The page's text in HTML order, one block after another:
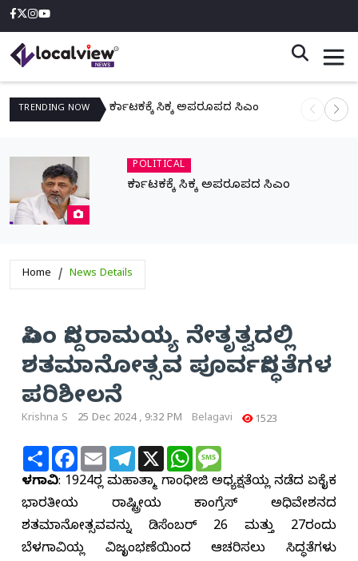
TRENDING NOW ಕರ್ನಾಟಕಕ್ಕೆ ಸಿಕ್ಕ ಅಪರೂಪದ ಸಿಎಂ ನಾಳೆ
POLITICAL
ಕರ್ನಾಟಕಕ್ಕೆ ಸಿಕ್ಕ ಅಪರೂಪದ ಸಿಎಂ
Home News Details
ಸಿಎಂ ಸಿದ್ದರಾಮಯ್ಯ ನೇತೃತ್ವದಲ್ಲಿ
ಶತಮಾನೋತ್ಸವ ಪೂರ್ವಸಿದ್ಧತೆಗಳ
ಪರಿಶೀಲನೆ
Krishna S 25 Dec 2024 , 9:32 PM Belagavi 1523
ShareFacebook
Email Telegram
X WhatsApp
ಬೆಳಗಾವಿ: 1924ರಲ್ಲಿ ಮಹಾತ್ಮಾ ಗಾಂಧೀಜಿ ಅಧ್ಯಕ್ಷತೆಯಲ್ಲಿ ನಡೆದ ಏಕೈಕ
ಭಾರತೀಯ ರಾಷ್ಟ್ರೀಯ ಕಾಂಗ್ರೆಸ್ ಅಧಿವೇಶನದ
ಶತಮಾನೋತ್ಸವವನ್ನು ಡಿಸೆಂಬರ್ 26 ಮತ್ತು 27ರಂದು
ಬೆಳಗಾವಿಯಲ್ಲಿ ವಿಜೃಂಭಣೆಯಿಂದ ಆಚರಿಸಲು ಸಿದ್ಧತೆಗಳು